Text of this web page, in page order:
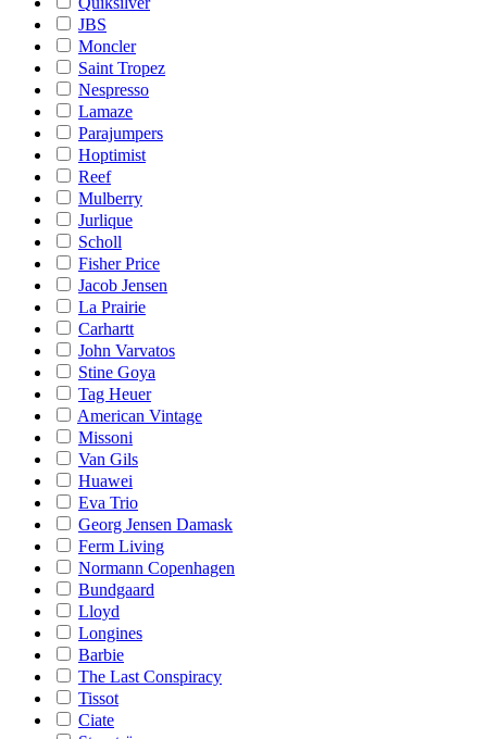
JBS
Moncler
Saint Tropez
Nespresso
Lamaze
Parajumpers
Hoptimist
Reef
Mulberry
Jurlique
Scholl
Fisher Price
Jacob Jensen
La Prairie
Carhartt
John Varvatos
Stine Goya
Tag Heuer
American Vintage
Missoni
Van Gils
Huawei
Eva Trio
Georg Jensen Damask
Ferm Living
Normann Copenhagen
Bundgaard
Lloyd
Longines
Barbie
The Last Conspiracy
Tissot
Ciate